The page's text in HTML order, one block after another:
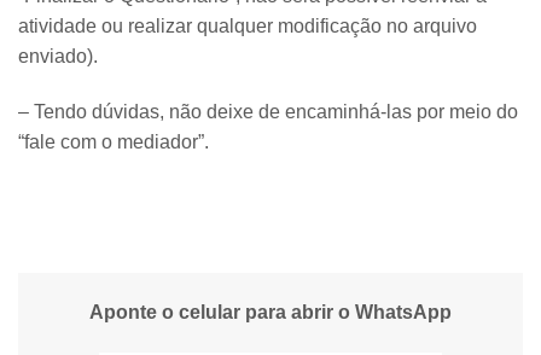
atividade ou realizar qualquer modificação no arquivo
enviado).
– Tendo dúvidas, não deixe de encaminhá-las por meio do
“fale com o mediador”.
Aponte o celular para abrir o WhatsApp